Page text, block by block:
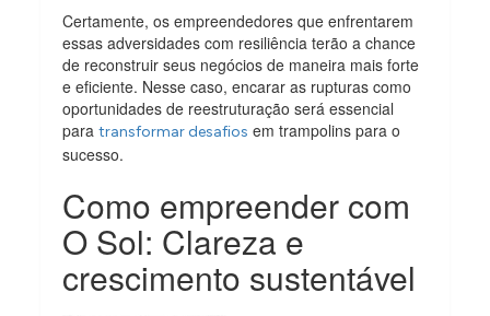
Certamente, os empreendedores que enfrentarem
essas adversidades com resiliência terão a chance
de reconstruir seus negócios de maneira mais forte
e eficiente. Nesse caso, encarar as rupturas como
oportunidades de reestruturação será essencial
paratransformar desafios em trampolins para o
sucesso.
Como empreender com
O Sol: Clareza e
crescimento sustentável